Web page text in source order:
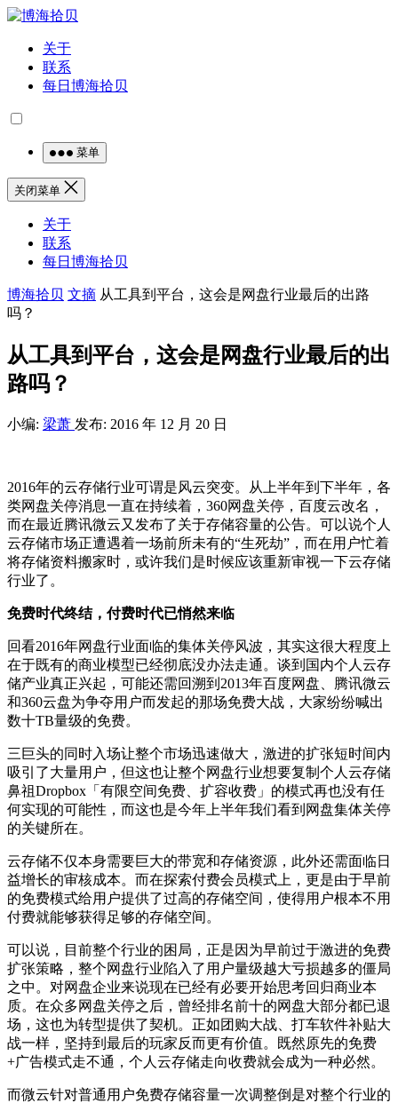
关于
联系
每日博海拾贝
菜单
关闭菜单
关于
联系
每日博海拾贝
博海拾贝 文摘 从工具到平台，这会是网盘行业最后的出路
吗？
从工具到平台，这会是网盘行业最后的出
路吗？
小编: 梁萧 发布: 2016 年 12 月 20 日
2016年的云存储行业可谓是风云突变。从上半年到下半年，各
类网盘关停消息一直在持续着，360网盘关停，百度云改名，
而在最近腾讯微云又发布了关于存储容量的公告。可以说个人
云存储市场正遭遇着一场前所未有的“生死劫”，而在用户忙着
将存储资料搬家时，或许我们是时候应该重新审视一下云存储
行业了。
免费时代终结，付费时代已悄然来临
回看2016年网盘行业面临的集体关停风波，其实这很大程度上
在于既有的商业模型已经彻底没办法走通。谈到国内个人云存
储产业真正兴起，可能还需回溯到2013年百度网盘、腾讯微云
和360云盘为争夺用户而发起的那场免费大战，大家纷纷喊出
数十TB量级的免费。
三巨头的同时入场让整个市场迅速做大，激进的扩张短时间内
吸引了大量用户，但这也让整个网盘行业想要复制个人云存储
鼻祖Dropbox「有限空间免费、扩容收费」的模式再也没有任
何实现的可能性，而这也是今年上半年我们看到网盘集体关停
的关键所在。
云存储不仅本身需要巨大的带宽和存储资源，此外还需面临日
益增长的审核成本。而在探索付费会员模式上，更是由于早前
的免费模式给用户提供了过高的存储空间，使得用户根本不用
付费就能够获得足够的存储空间。
可以说，目前整个行业的困局，正是因为早前过于激进的免费
扩张策略，整个网盘行业陷入了用户量级越大亏损越多的僵局
之中。对网盘企业来说现在已经有必要开始思考回归商业本
质。在众多网盘关停之后，曾经排名前十的网盘大部分都已退
场，这也为转型提供了契机。正如团购大战、打车软件补贴大
战一样，坚持到最后的玩家反而更有价值。既然原先的免费
+广告模式走不通，个人云存储走向收费就会成为一种必然。
而微云针对普通用户免费存储容量一次调整倒是对整个行业的